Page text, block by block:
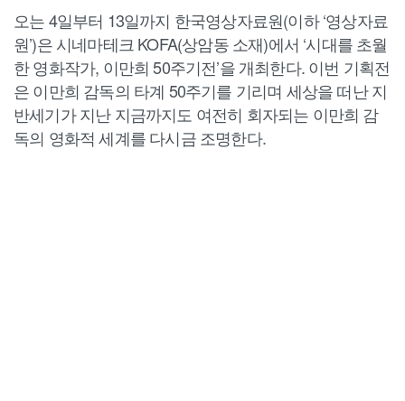
오는 4일부터 13일까지 한국영상자료원(이하 ‘영상자료
원’)은 시네마테크 KOFA(상암동 소재)에서 ‘시대를 초월
한 영화작가, 이만희 50주기전’을 개최한다. 이번 기획전
은 이만희 감독의 타계 50주기를 기리며 세상을 떠난 지
반세기가 지난 지금까지도 여전히 회자되는 이만희 감
독의 영화적 세계를 다시금 조명한다.